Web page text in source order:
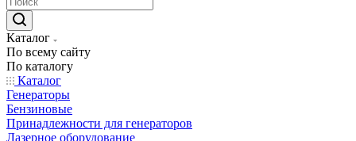
Каталог
По всему сайту
По каталогу
Каталог
Генераторы
Бензиновые
Принадлежности для генераторов
Лазерное оборудование